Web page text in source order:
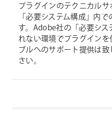
プラグインのテクニカル
「必要システム構成」内
す。Adobe社の「必要シ
れない環境でプラグイン
ブルへのサポート提供は
さい。